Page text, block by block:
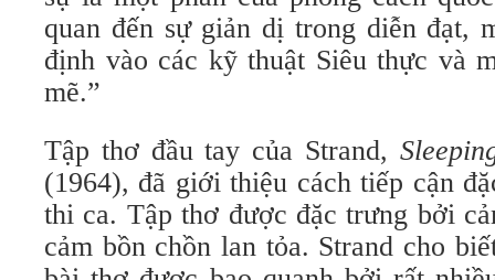
quan đến sự giản dị trong diễn đạt,
định vào các kỹ thuật Siêu thực và
mẽ.”
Tập thơ đầu tay của Strand,
(1964), đã giới thiệu cách tiếp cận
thi ca. Tập thơ được đặc trưng bởi
cảm bồn chồn lan tỏa. Strand cho